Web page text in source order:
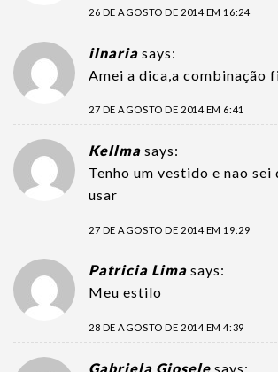
26 DE AGOSTO DE 2014 EM 16:24
ilnaria says:
Amei a dica,a combinação
27 DE AGOSTO DE 2014 EM 6:41
Kellma says:
Tenho um vestido e nao sei
usar
27 DE AGOSTO DE 2014 EM 19:29
Patricia Lima says:
Meu estilo
28 DE AGOSTO DE 2014 EM 4:39
Gabriela Giosele says: